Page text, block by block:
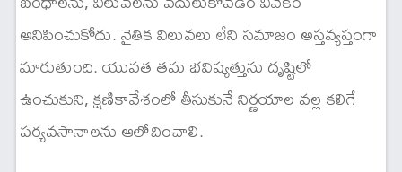
అనిపించుకోదు. నైతిక విలువలు లేని సమాజం అస్తవ్యస్తంగా
మారుతుంది. యువత తమ భవిష్యత్తును దృష్టిలో
ఉంచుకుని, క్షణికావేశంలో తీసుకునే నిర్ణయాల వల్ల కలిగే
పర్యవసానాలను ఆలోచించాలి.